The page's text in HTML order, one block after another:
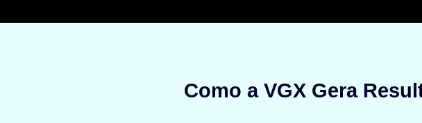
Como a VGX Gera